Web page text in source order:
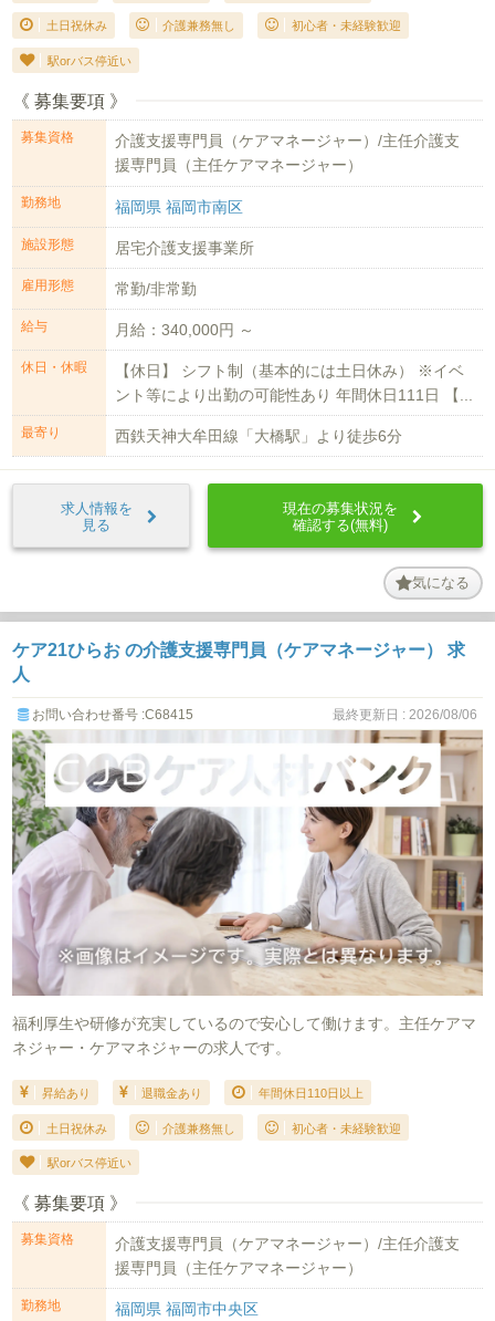
土日祝休み 介護兼務無し 初心者・未経験歓迎
駅orバス停近い
《 募集要項 》
募集資格
介護支援専門員（ケアマネージャー）/主任介護支
援専門員（主任ケアマネージャー）
勤務地 福岡県 福岡市南区
施設形態 居宅介護支援事業所
雇用形態 常勤/非常勤
給与 月給：340,000円 ～
休日・休暇
【休日】 シフト制（基本的には土日休み） ※イベ
ント等により出勤の可能性あり 年間休日111日 【...
最寄り 西鉄天神大牟田線「大橋駅」より徒歩6分
求人情報を
見る
現在の募集状況を
確認する(無料)
気になる
ケア21ひらお の介護支援専門員（ケアマネージャー） 求
人
お問い合わせ番号 :C68415 最終更新日 : 2026/08/06
福利厚生や研修が充実しているので安心して働けます。主任ケアマ
ネジャー・ケアマネジャーの求人です。
昇給あり 退職金あり 年間休日110日以上
土日祝休み 介護兼務無し 初心者・未経験歓迎
駅orバス停近い
《 募集要項 》
募集資格
介護支援専門員（ケアマネージャー）/主任介護支
援専門員（主任ケアマネージャー）
勤務地 福岡県 福岡市中央区